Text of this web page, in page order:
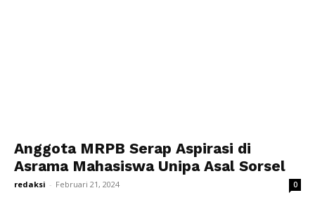
Anggota MRPB Serap Aspirasi di
Asrama Mahasiswa Unipa Asal Sorsel
redaksi - Februari 21, 2024 0